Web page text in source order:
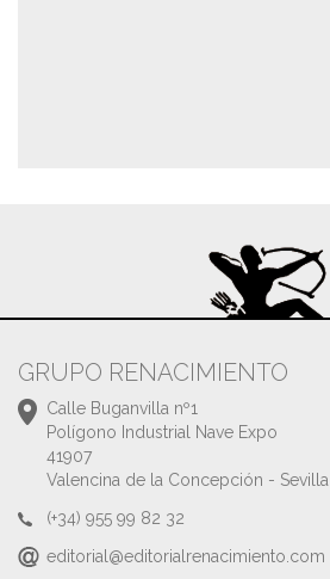
GRUPO RENACIMIENTO
Calle Buganvilla nº1
Polígono Industrial Nave Expo
41907
Valencina de la Concepción - Sevilla
(+34) 955 99 82 32
editorial@editorialrenacimiento.com